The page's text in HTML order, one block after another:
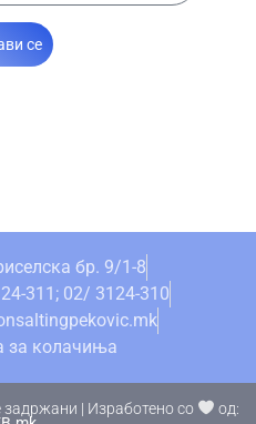
се
бр. 9/1-8
311; 02/ 3124-310
за колачиња
| Изработено со
од: